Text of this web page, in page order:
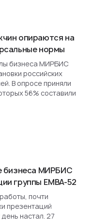
опираются на
нормы
бизнеса МИРБИС
российских
В опросе приняли
56% составили
бизнеса МИРБИС
группы EMBA-52
почти
презентаций
настал. 27